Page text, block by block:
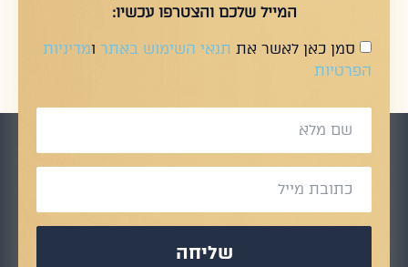
המייל שלכם והצטרפו עכשיו:
סמן כאן לאשר אתתנאי השימוש באתרומדיניות
הפרטיות
שליחה